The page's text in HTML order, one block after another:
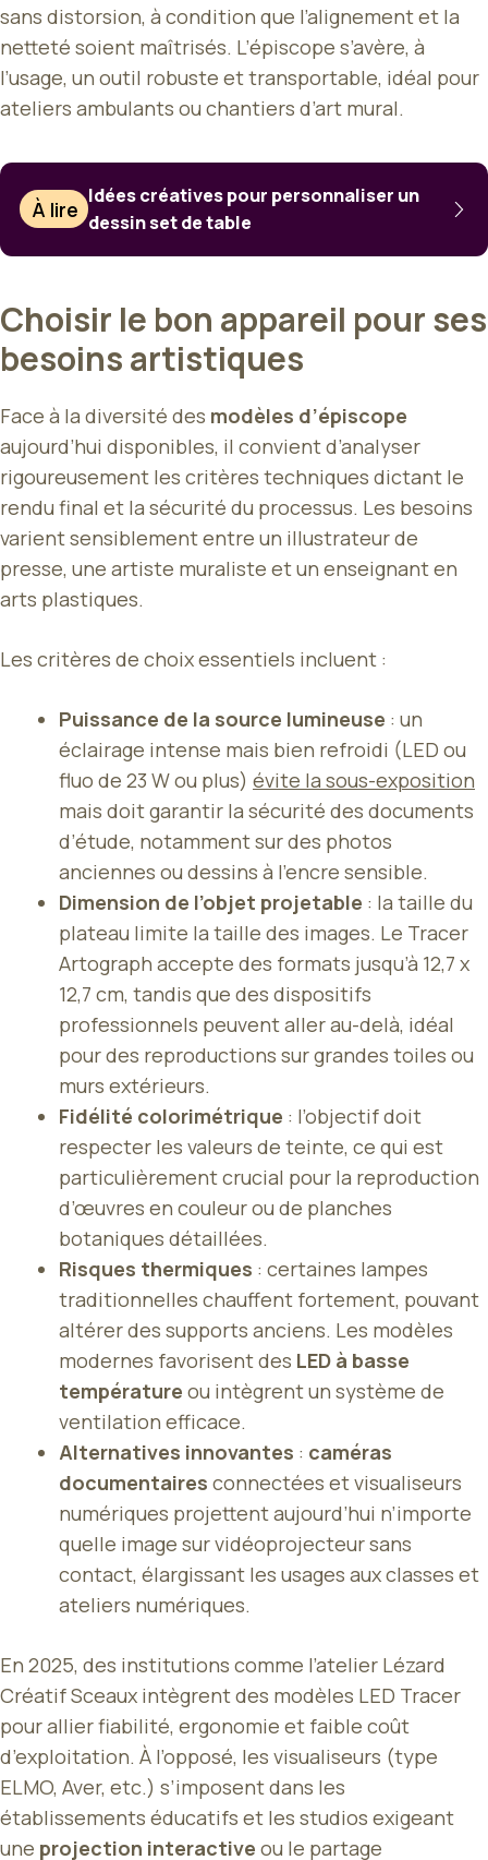
sans distorsion, à condition que l’alignement et la
netteté soient maîtrisés. L’épiscope s’avère, à
l’usage, un outil robuste et transportable, idéal pour
ateliers ambulants ou chantiers d’art mural.
À lire
Idées créatives pour personnaliser un
dessin set de table
Choisir le bon appareil pour ses
besoins artistiques
Face à la diversité des modèles d’épiscope
aujourd’hui disponibles, il convient d’analyser
rigoureusement les critères techniques dictant le
rendu final et la sécurité du processus. Les besoins
varient sensiblement entre un illustrateur de
presse, une artiste muraliste et un enseignant en
arts plastiques.
Les critères de choix essentiels incluent :
Puissance de la source lumineuse : un
éclairage intense mais bien refroidi (LED ou
fluo de 23 W ou plus) évite la sous-exposition
mais doit garantir la sécurité des documents
d’étude, notamment sur des photos
anciennes ou dessins à l’encre sensible.
Dimension de l’objet projetable : la taille du
plateau limite la taille des images. Le Tracer
Artograph accepte des formats jusqu’à 12,7 x
12,7 cm, tandis que des dispositifs
professionnels peuvent aller au-delà, idéal
pour des reproductions sur grandes toiles ou
murs extérieurs.
Fidélité colorimétrique : l’objectif doit
respecter les valeurs de teinte, ce qui est
particulièrement crucial pour la reproduction
d’œuvres en couleur ou de planches
botaniques détaillées.
Risques thermiques : certaines lampes
traditionnelles chauffent fortement, pouvant
altérer des supports anciens. Les modèles
modernes favorisent des LED à basse
température ou intègrent un système de
ventilation efficace.
Alternatives innovantes : caméras
documentaires connectées et visualiseurs
numériques projettent aujourd’hui n’importe
quelle image sur vidéoprojecteur sans
contact, élargissant les usages aux classes et
ateliers numériques.
En 2025, des institutions comme l’atelier Lézard
Créatif Sceaux intègrent des modèles LED Tracer
pour allier fiabilité, ergonomie et faible coût
d’exploitation. À l’opposé, les visualiseurs (type
ELMO, Aver, etc.) s’imposent dans les
établissements éducatifs et les studios exigeant
une projection interactive ou le partage